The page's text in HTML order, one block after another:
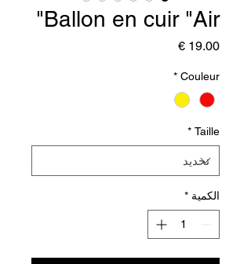
Ballon en cuir "Air"
السعر
Couleur
*
Taille
*
الكمية *